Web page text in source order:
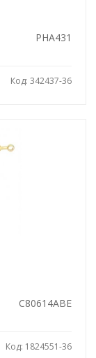
PHA431
Код: 342437-36
C80614ABE
Код: 1824551-36